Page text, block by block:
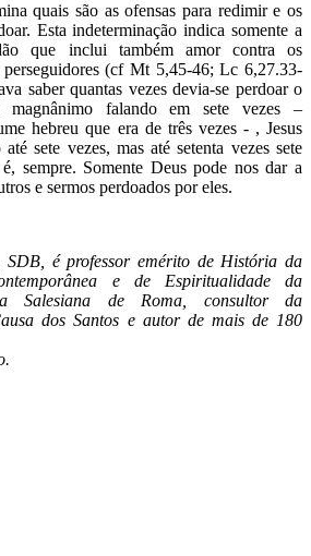
quais são as ofensas para redimir e os
Esta indeterminação indica somente a
que inclui também amor contra os
(cf Mt 5,45-46; Lc 6,27.33-
saber quantas vezes devia-se perdoar o
magnânimo falando em sete vezes –
hebreu que era de três vezes - , Jesus
sete vezes, mas até setenta vezes sete
sempre. Somente Deus pode nos dar a
e sermos perdoados por eles.
SDB, é professor emérito de História da
e de Espiritualidade da
Salesiana de Roma, consultor da
dos Santos e autor de mais de 180